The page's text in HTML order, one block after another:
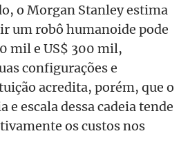
o Morgan Stanley estima
um robô humanoide pode
mil e US$ 300 mil,
configurações e
acredita, porém, que o
e escala dessa cadeia tende
os custos nos